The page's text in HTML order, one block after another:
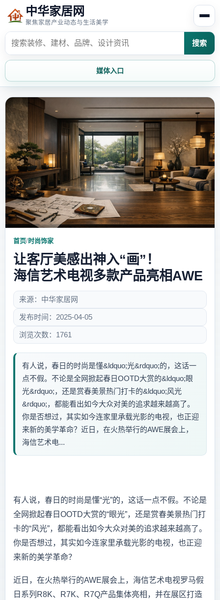
中华家居网
聚焦家居产业动态与生活美学
搜索
媒体入口
首页
家居风水 家居欣赏
时尚饰家 装修设计
家具知识 家居文化
家装攻略 创意家居
首页/时尚饰家
让客厅美感出神入“画”！
海信艺术电视多款产品亮相AWE
来源：中华家居网
发布时间：2025-04-05
浏览次数：1761
有人说，春日的时尚是懂&ldquo;光&rdquo;的，这话一
点不假。不论是全网掀起春日OOTD大赏的&ldquo;眼
光&rdquo;，还是赏春美景热门打卡的&ldquo;风光
&rdquo;，都能看出如今大众对美的追求越来越高了。
你是否想过，其实如今连家里承载光影的电视，也正迎
来新的美学革命？近日，在火热举行的AWE展会上，
海信艺术电...
有人说，春日的时尚是懂“光”的，这话一点不假。不论是
全网掀起春日OOTD大赏的“眼光”，还是赏春美景热门打
卡的“风光”，都能看出如今大众对美的追求越来越高了。
你是否想过，其实如今连家里承载光影的电视，也正迎
来新的美学革命？
近日，在火热举行的AWE展会上，海信艺术电视罗马假
日系列R8K、R7K、R7Q产品集体亮相，并在展区打造